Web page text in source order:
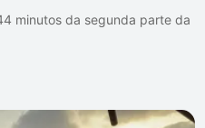
minutos da segunda parte da